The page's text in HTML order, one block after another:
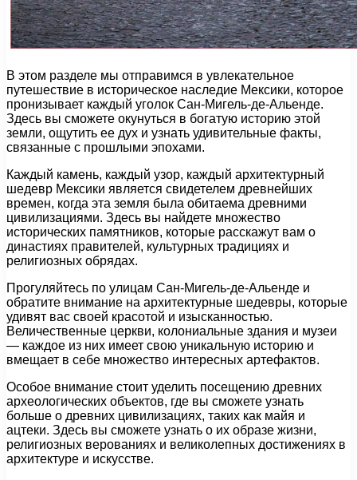
В этом разделе мы отправимся в увлекательное
путешествие в историческое наследие Мексики, которое
пронизывает каждый уголок Сан-Мигель-де-Альенде.
Здесь вы сможете окунуться в богатую историю этой
земли, ощутить ее дух и узнать удивительные факты,
связанные с прошлыми эпохами.
Каждый камень, каждый узор, каждый архитектурный
шедевр Мексики является свидетелем древнейших
времен, когда эта земля была обитаема древними
цивилизациями. Здесь вы найдете множество
исторических памятников, которые расскажут вам о
династиях правителей, культурных традициях и
религиозных обрядах.
Прогуляйтесь по улицам Сан-Мигель-де-Альенде и
обратите внимание на архитектурные шедевры, которые
удивят вас своей красотой и изысканностью.
Величественные церкви, колониальные здания и музеи
— каждое из них имеет свою уникальную историю и
вмещает в себе множество интересных артефактов.
Особое внимание стоит уделить посещению древних
археологических объектов, где вы сможете узнать
больше о древних цивилизациях, таких как майя и
ацтеки. Здесь вы сможете узнать о их образе жизни,
религиозных верованиях и великолепных достижениях в
архитектуре и искусстве.